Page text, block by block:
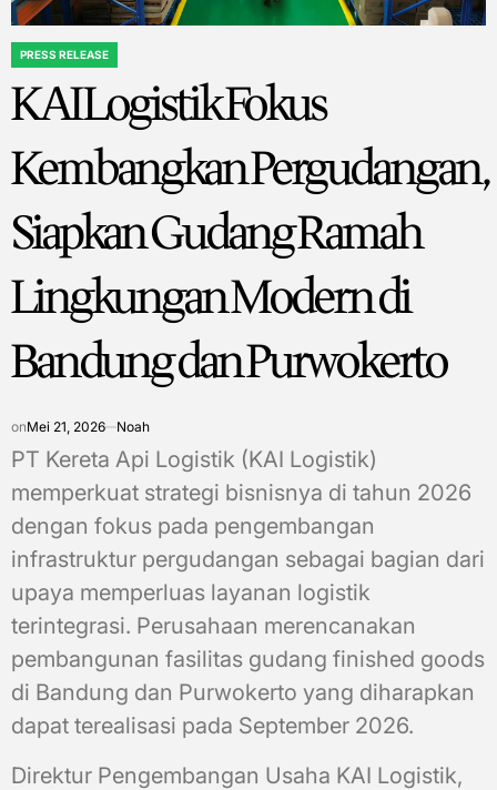
POSTED
PRESS RELEASE
KAI Logistik Fokus
Kembangkan Pergudangan,
Siapkan Gudang Ramah
Lingkungan Modern di
Bandung dan Purwokerto
onMei 21, 2026 Noah
PT Kereta Api Logistik (KAI Logistik)
memperkuat strategi bisnisnya di tahun 2026
dengan fokus pada pengembangan
infrastruktur pergudangan sebagai bagian dari
upaya memperluas layanan logistik
terintegrasi. Perusahaan merencanakan
pembangunan fasilitas gudang finished goods
di Bandung dan Purwokerto yang diharapkan
dapat terealisasi pada September 2026.
Direktur Pengembangan Usaha KAI Logistik,